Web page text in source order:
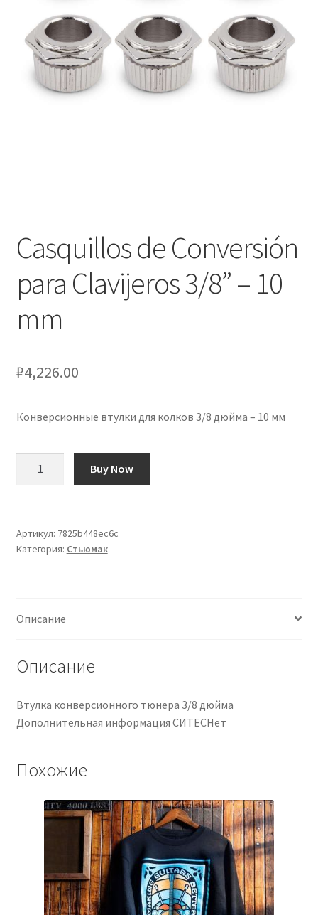
Оформление заказа
Подтверждение заказа
Скидки
Casquillos de Conversión
para Clavijeros 3/8” – 10
mm
₽4,226.00
Конверсионные втулки для колков 3/8 дюйма – 10 мм
Conversión
para
10
Buy Now
Артикул: 7825b448ec6c
Категория: Стьюмак
Описание
Описание
Втулка конверсионного тюнера 3/8 дюйма
Дополнительная информация СИТЕСНет
Похожие